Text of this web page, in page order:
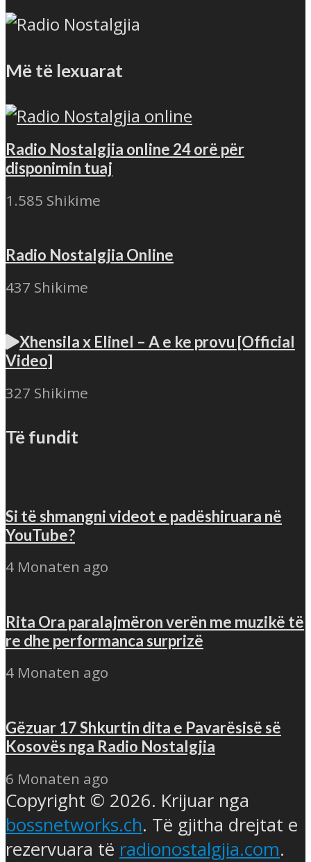
Më të lexuarat
Radio Nostalgjia online 24 orë për
disponimin tuaj
1.585 Shikime
Radio Nostalgjia Online
437 Shikime
Xhensila x Elinel – A e ke provu [Official
Video]
327 Shikime
Të fundit
Si të shmangni videot e padëshiruara në
YouTube?
4 Monaten ago
Rita Ora paralajmëron verën me muzikë të
re dhe performanca surprizë
4 Monaten ago
Gëzuar 17 Shkurtin dita e Pavarësisë së
Kosovës nga Radio Nostalgjia
6 Monaten ago
Copyright © 2026. Krijuar nga
bossnetworks.ch. Të gjitha drejtat e
rezervuara të radionostalgjia.com.